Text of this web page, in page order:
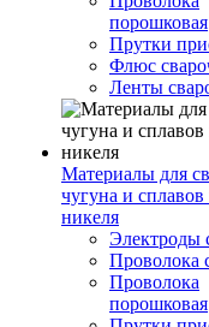
порошковая
Прутки
Флюс
Ленты
Материалы для
чугуна и сплавов
никеля
Электроды
Проволока
Проволока
порошковая